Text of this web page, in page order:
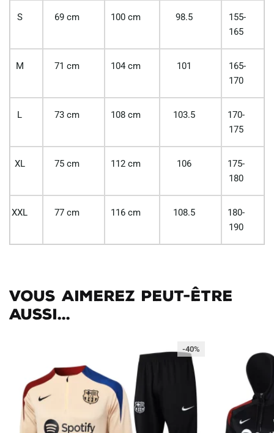
S 69 cm 100 cm 98.5
155-
165
M 71 cm 104 cm 101
165-
170
L 73 cm 108 cm 103.5
170-
175
XL 75 cm 112 cm 106
175-
180
XXL 77 cm 116 cm 108.5
180-
190
Vous aimerez peut-être
aussi...
-40%